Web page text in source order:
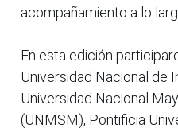
acompañamiento a lo
En esta edición
Universidad Nacional de
Universidad Nacional
(UNMSM), Pontificia